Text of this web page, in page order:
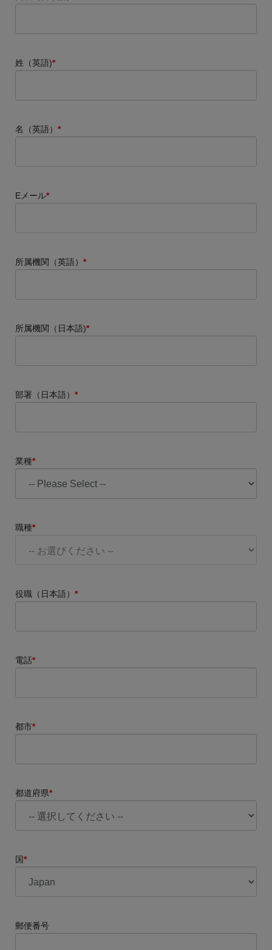
姓（英語)*
名（英語） *
Eメール*
所属機関（英語） *
所属機関（日本語)*
部署（日本語） *
業種*
職種*
役職（日本語） *
電話*
都市*
都道府県*
国*
郵便番号